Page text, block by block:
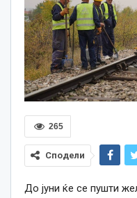
265
Сподели
До јуни ќе се пушти